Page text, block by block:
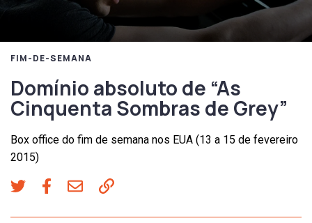
FIM-DE-SEMANA
Domínio absoluto de “As
Cinquenta Sombras de Grey”
Box office do fim de semana nos EUA (13 a 15 de fevereiro
2015)